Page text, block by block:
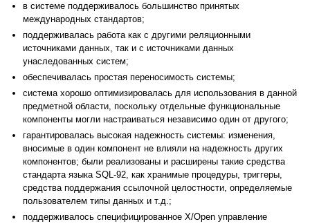
в системе поддерживалось большинство принятых
международных стандартов;
поддерживалась работа как с другими реляционными
источниками данных, так и с источниками данных
унаследованных систем;
обеспечивалась простая переносимость системы;
система хорошо оптимизировалась для использования в данной
предметной области, поскольку отдельные функциональные
компоненты могли настраиваться независимо один от другого;
гарантировалась высокая надежность системы: изменения,
вносимые в один компонент не влияли на надежность других
компонентов; были реализованы и расширены такие средства
стандарта языка SQL-92, как хранимые процедуры, триггеры,
средства поддержания ссылочной целостности, определяемые
пользователем типы данных и т.д.;
поддерживалось специфицированное X/Open управление